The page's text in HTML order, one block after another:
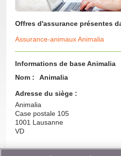
Offres d'assurance présentes
Assurance-animaux Animalia
Informations de base Animalia
Nom :
Animalia
Adresse du siège :
Animalia
Case postale 105
1001 Lausanne
VD